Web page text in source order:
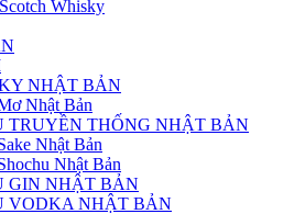
Whisky
NHẬT BẢN
Nhật Bản
TRUYỀN THỐNG NHẬT BẢN
Nhật Bản
Nhật Bản
GIN NHẬT BẢN
VODKA NHẬT BẢN